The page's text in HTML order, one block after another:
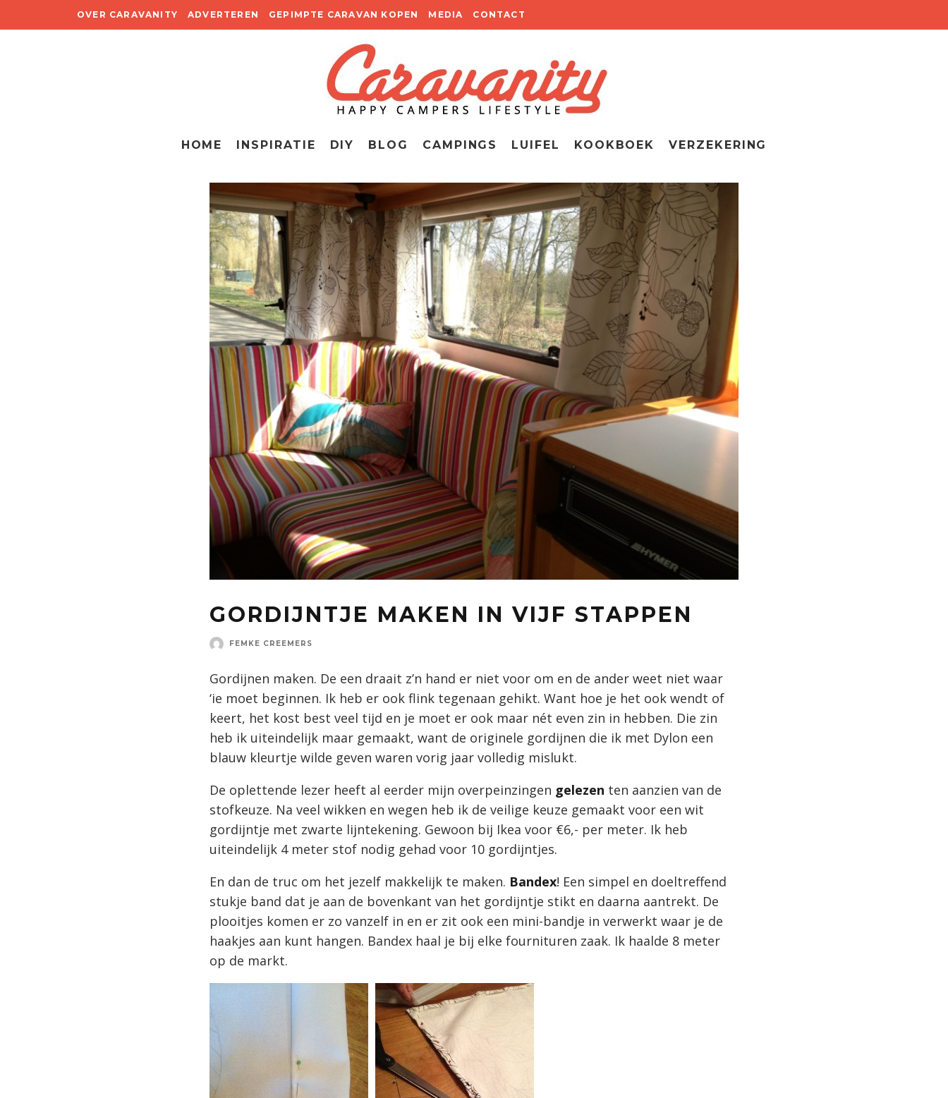
OVER CARAVANITY ADVERTEREN GEPIMPTE CARAVAN KOPEN MEDIA CONTACT
HOME INSPIRATIE DIY BLOG CAMPINGS LUIFEL KOOKBOEK VERZEKERING
GORDIJNTJE MAKEN IN VIJF STAPPEN
FEMKE CREEMERS
Gordijnen maken. De een draait z’n hand er niet voor om en de ander weet niet waar
‘ie moet beginnen. Ik heb er ook flink tegenaan gehikt. Want hoe je het ook wendt of
keert, het kost best veel tijd en je moet er ook maar nét even zin in hebben. Die zin
heb ik uiteindelijk maar gemaakt, want de originele gordijnen die ik met Dylon een
blauw kleurtje wilde geven waren vorig jaar volledig mislukt.
De oplettende lezer heeft al eerder mijn overpeinzingen gelezen ten aanzien van de
stofkeuze. Na veel wikken en wegen heb ik de veilige keuze gemaakt voor een wit
gordijntje met zwarte lijntekening. Gewoon bij Ikea voor €6,- per meter. Ik heb
uiteindelijk 4 meter stof nodig gehad voor 10 gordijntjes.
En dan de truc om het jezelf makkelijk te maken. Bandex! Een simpel en doeltreffend
stukje band dat je aan de bovenkant van het gordijntje stikt en daarna aantrekt. De
plooitjes komen er zo vanzelf in en er zit ook een mini-bandje in verwerkt waar je de
haakjes aan kunt hangen. Bandex haal je bij elke fournituren zaak. Ik haalde 8 meter
op de markt.